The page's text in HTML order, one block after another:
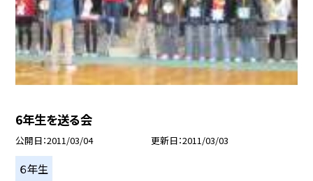
6年生を送る会
公開日 2011/03/04 更新日 2011/03/03
６年生